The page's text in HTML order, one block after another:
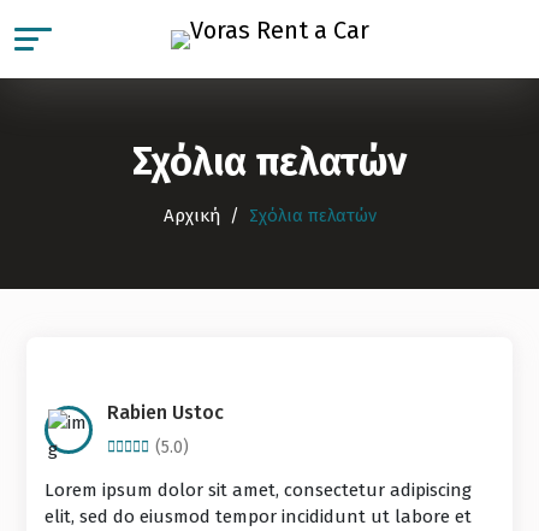
Σχόλια πελατών
Αρχική Σχόλια πελατών
Rabien Ustoc
(5.0)
Lorem ipsum dolor sit amet, consectetur adipiscing
elit, sed do eiusmod tempor incididunt ut labore et